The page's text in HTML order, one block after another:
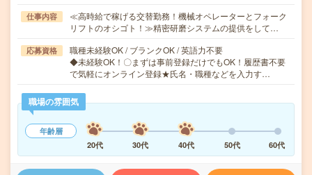
仕事内容
≪高時給で稼げる交替勤務！機械オペレーターとフォーク
リフトのオシゴト！≫精密研磨システムの提供をして…
応募資格
職種未経験OK / ブランクOK / 英語力不要
◆未経験OK！〇まずは事前登録だけでもOK！履歴書不要
で気軽にオンライン登録★氏名・職種などを入力す…
職場の雰囲気
年齢層
20代
30代 40代 50代 60代